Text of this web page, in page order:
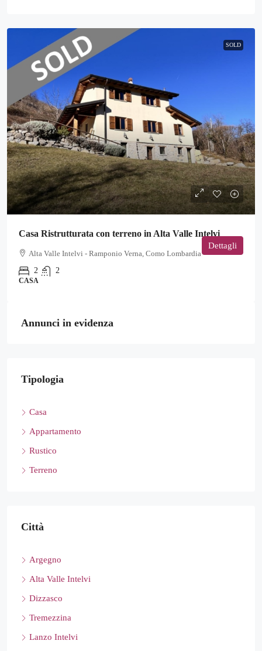
SOLD
Casa Ristrutturata con terreno in Alta Valle Intelvi
Alta Valle Intelvi - Ramponio Verna, Como Lombardia
2
2
CASA
Dettagli
Annunci in evidenza
Tipologia
Casa
Appartamento
Rustico
Terreno
Città
Argegno
Alta Valle Intelvi
Dizzasco
Tremezzina
Lanzo Intelvi